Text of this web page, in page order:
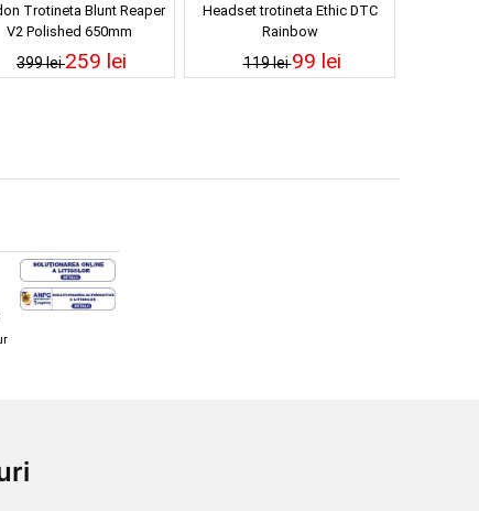
Trotineta Blunt Reaper
V2 Polished 650mm
399 lei259 lei
Headset trotineta Ethic DTC
Rainbow
119 lei99 lei
schi și snowboard